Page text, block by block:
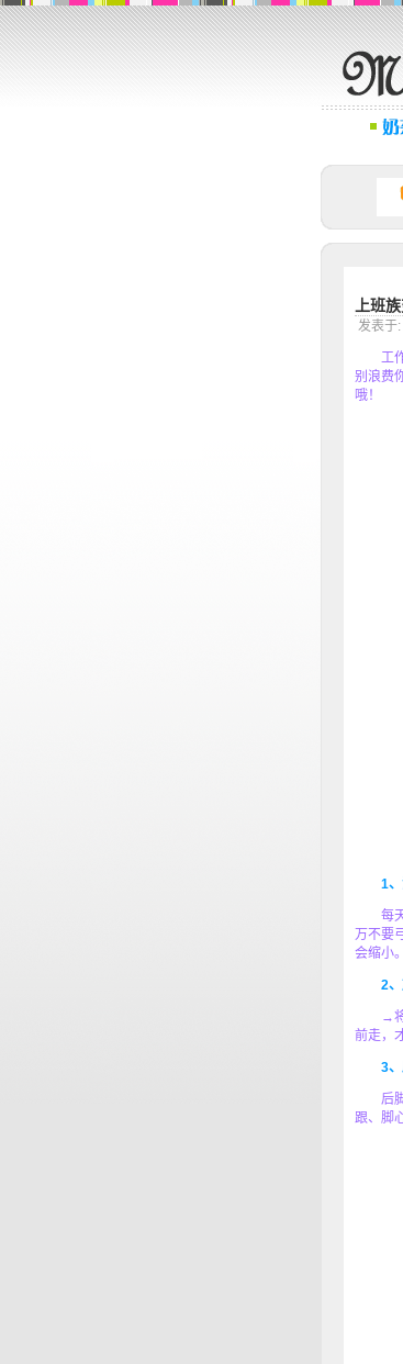
上班
发表
工作
别浪费
哦！
1、
每天
万不要
会缩小
2、
→将走
前走，
3、
后脚
跟、脚